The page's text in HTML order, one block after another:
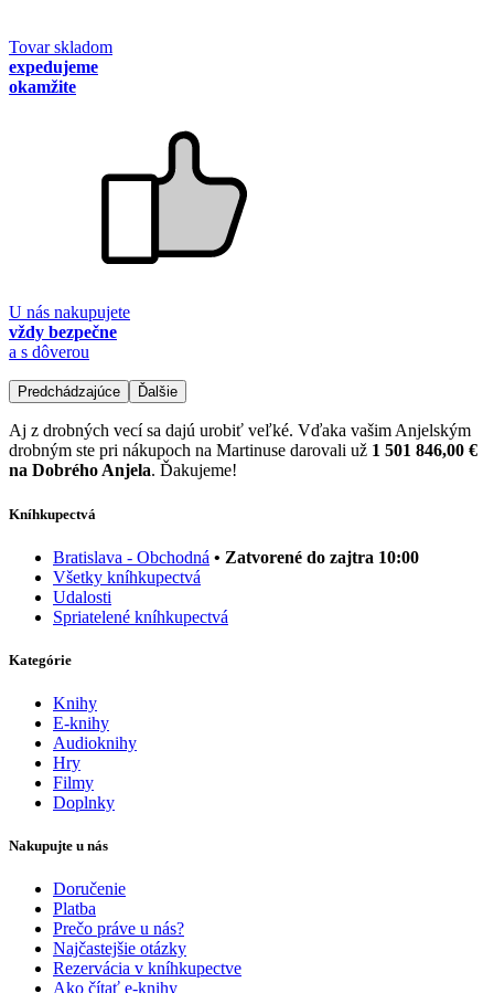
Tovar skladom
expedujeme
okamžite
U nás nakupujete
vždy bezpečne
a s dôverou
Predchádzajúce Ďalšie
Aj z drobných vecí sa dajú urobiť veľké. Vďaka vašim Anjelským
drobným ste pri nákupoch na Martinuse darovali už 1 501 846,00 €
na Dobrého Anjela. Ďakujeme!
Kníhkupectvá
Bratislava - Obchodná • Zatvorené do zajtra 10:00
Všetky kníhkupectvá
Udalosti
Spriatelené kníhkupectvá
Kategórie
Knihy
E-knihy
Audioknihy
Hry
Filmy
Doplnky
Nakupujte u nás
Doručenie
Platba
Prečo práve u nás?
Najčastejšie otázky
Rezervácia v kníhkupectve
Ako čítať e-knihy